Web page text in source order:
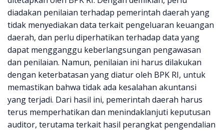
diadakan penilaian terhadap pemerintah daerah yang
tidak menyediakan data terkait pengeluaran keuangan
daerah, dan perlu diperhatikan terhadap data yang
dapat mengganggu keberlangsungan pengawasan
dan penilaian. Namun, penilaian ini harus dilakukan
dengan keterbatasan yang diatur oleh BPK RI, untuk
memastikan bahwa tidak ada kesalahan akuntansi
yang terjadi. Dari hasil ini, pemerintah daerah harus
terus memperhatikan dan menindaklanjuti keputusan
auditor, terutama terkait hasil perangkat pengendalian